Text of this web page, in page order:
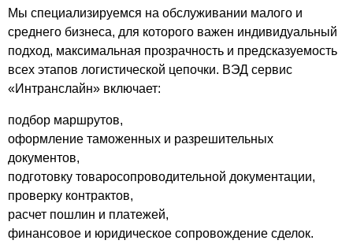
Мы специализируемся на обслуживании малого и
среднего бизнеса, для которого важен индивидуальный
подход, максимальная прозрачность и предсказуемость
всех этапов логистической цепочки. ВЭД сервис
«Интранслайн» включает:
подбор маршрутов,
оформление таможенных и разрешительных
документов,
подготовку товаросопроводительной документации,
проверку контрактов,
расчет пошлин и платежей,
финансовое и юридическое сопровождение сделок.